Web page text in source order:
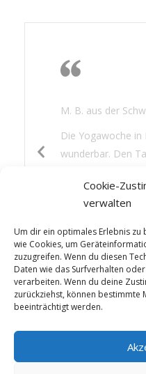
Cookie-
verwalten
Um dir ein optimales Erlebnis
wie Cookies, um
zuzugreifen. Wenn du diesen
Daten wie das Surfverhalten
verarbeiten. Wenn du deine
zurückziehst, können bestimmte
beeinträchtigt werden.
M. B. aus der
Die Yogawoche
wunderbar. Den
Erfahrung. Es hat
Wärme, das
und etwas
perfekt.